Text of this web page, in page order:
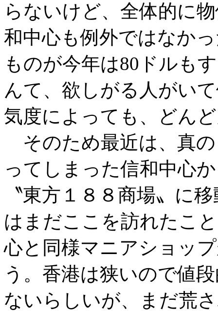
らないけど、全体的に
和中心も例外ではなか
ものが今年は80ドルも
んて、欲しがる人がい
気度によっても、どん
そのため最近は、真
ってしまった信和中心
〝東方１８８商場〟に
はまだここを訪れたこ
心と同様マニアショッ
う。香港は狭いので値
ないらしいが、まだ荒